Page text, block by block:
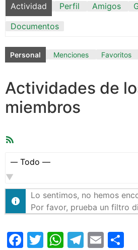
Actividad Perfil Amigos
Documentos
Personal Menciones Favoritos
Actividades de
miembros
Mostrar:
Lo sentimos, no hemos
Por favor, prueba un filtro
Facebook
Twitter
WhatsApp
Email